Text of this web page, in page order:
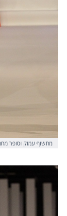
מחשוף עמוק וסופר